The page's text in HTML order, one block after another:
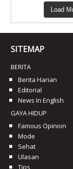
Load
SITEMAP
BERITA
Berita Harian
Editorial
News In English
GAYA HIDUP
Famous Opinion
Mode
Sehat
Ulasan
Tips